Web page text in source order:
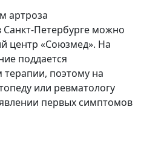
артроза
Санкт-Петербурге можно
центр «Союзмед». На
поддается
поэтому на
или ревматологу
первых симптомов